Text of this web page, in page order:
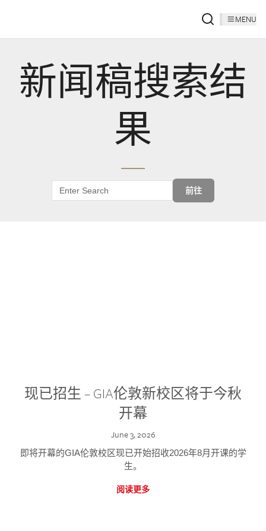
MENU
新闻稿搜索结
果
前往
现已招生 – GIA伦敦新校区将于今秋
开幕
June 3, 2026
即将开幕的GIA伦敦校区现已开始招收2026年8月开课的学
生。
阅读更多